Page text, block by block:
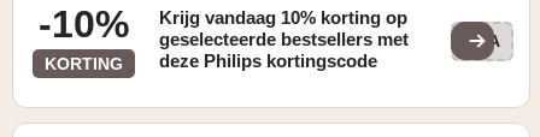
-10%
KORTING
Krijg vandaag 10% korting op
geselecteerde bestsellers met
deze Philips kortingscode
PSA